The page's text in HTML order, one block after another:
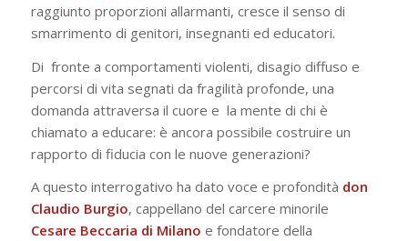
raggiunto proporzioni allarmanti, cresce il senso di
smarrimento di genitori, insegnanti ed educatori.
Di fronte a comportamenti violenti, disagio diffuso e
percorsi di vita segnati da fragilità profonde, una
domanda attraversa il cuore e la mente di chi è
chiamato a educare: è ancora possibile costruire un
rapporto di fiducia con le nuove generazioni?
A questo interrogativo ha dato voce e profondità don
Claudio Burgio, cappellano del carcere minorile
Cesare Beccaria di Milano e fondatore della